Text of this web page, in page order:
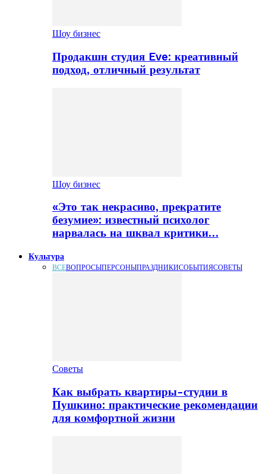
Шоу бизнес
Продакшн студия Eve: креативный
подход, отличный результат
Шоу бизнес
«Это так некрасиво, прекратите
безумие»: известный психолог
нарвалась на шквал критики…
Культура
ВСЕВОПРОСЫПЕРСОНЫПРАЗДНИКИСОБЫТИЯСОВЕТЫ
Советы
Как выбрать квартиры-студии в
Пушкино: практические рекомендации
для комфортной жизни